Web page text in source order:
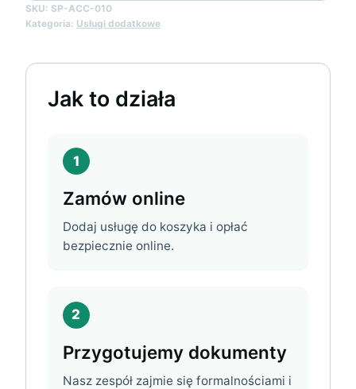
SKU: SP-ACC-010
Kategoria: Usługi dodatkowe
Jak to działa
1
Zamów online
Dodaj usługę do koszyka i opłać
bezpiecznie online.
2
Przygotujemy dokumenty
Nasz zespół zajmie się formalnościami i